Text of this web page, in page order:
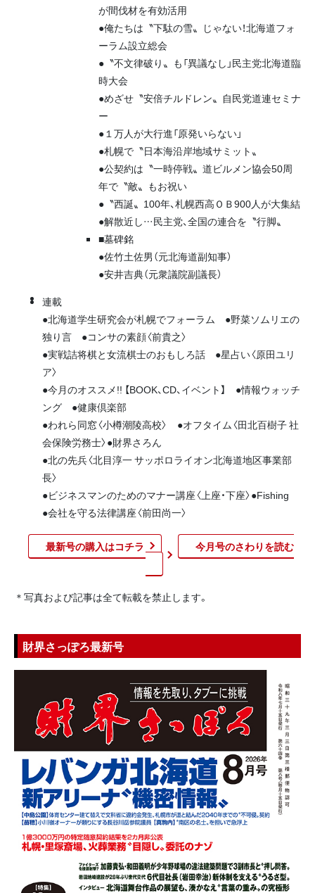
が間伐材を有効活用
●俺たちは〝下駄の雪〟じゃない！北海道フォ
ーラム設立総会
●〝不文律破り〟も「異議なし」民主党北海道臨
時大会
●めざせ〝安倍チルドレン〟自民党道連セミナ
ー
●１万人が大行進「原発いらない」
●札幌で〝日本海沿岸地域サミット〟
●公契約は〝一時停戦〟道ビルメン協会50周
年で〝敵〟もお祝い
●〝西誕〟100年、札幌西高ＯＢ900人が大集結
●解散近し…民主党、全国の連合を〝行脚〟
■墓碑銘
●佐竹土佐男（元北海道副知事）
●安井吉典（元衆議院副議長）
連載
●北海道学生研究会が札幌でフォーラム ●野菜ソムリエの
独り言 ●コンサの素顔〈前貴之〉
●実戦詰将棋と女流棋士のおもしろ話 ●星占い〈原田ユリ
ア〉
●今月のオススメ!! 【BOOK、CD、イベント】 ●情報ウォッチ
ング ●健康倶楽部
●われら同窓〈小樽潮陵高校〉 ●オフタイム〈田北百樹子 社
会保険労務士〉●財界さろん
●北の先兵〈北目淳一 サッポロライオン北海道地区事業部
長〉
●ビジネスマンのためのマナー講座〈上座・下座〉●Fishing
●会社を守る法律講座〈前田尚一〉
最新号の購入はコチラ 今月号のさわりを読む​
＊写真および記事は全て転載を禁止します。
財界さっぽろ最新号